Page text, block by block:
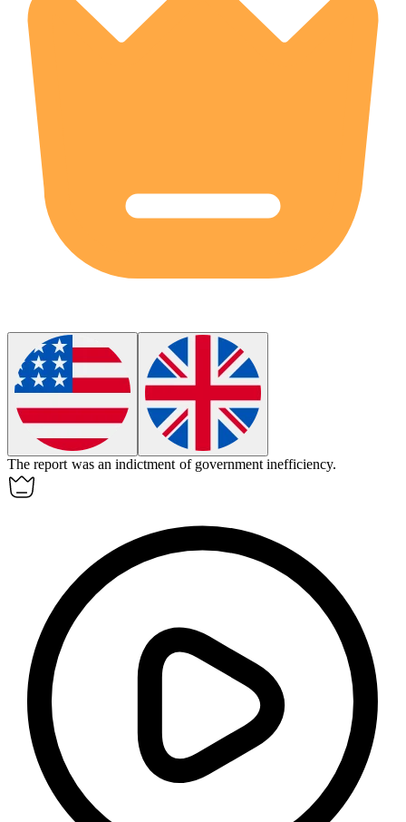
The report was anindictment of government inefficiency.